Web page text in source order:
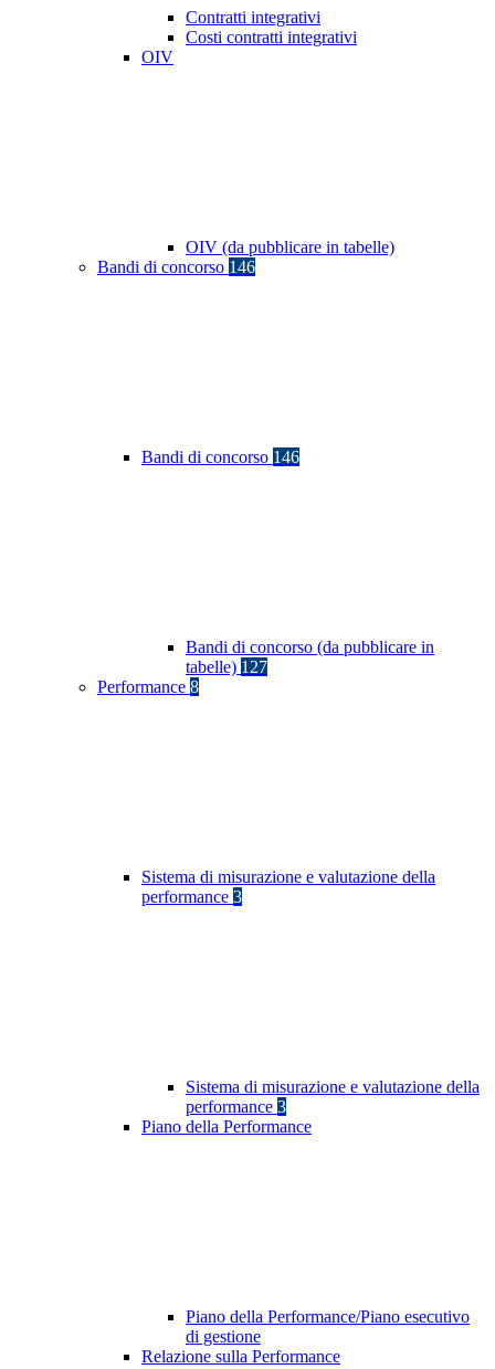
Contratti integrativi
Costi contratti integrativi
OIV
OIV (da pubblicare in tabelle)
Bandi di concorso 146
Bandi di concorso 146
Bandi di concorso (da pubblicare in
tabelle) 127
Performance 8
Sistema di misurazione e valutazione della
performance 3
Sistema di misurazione e valutazione della
performance 3
Piano della Performance
Piano della Performance/Piano esecutivo
di gestione
Relazione sulla Performance